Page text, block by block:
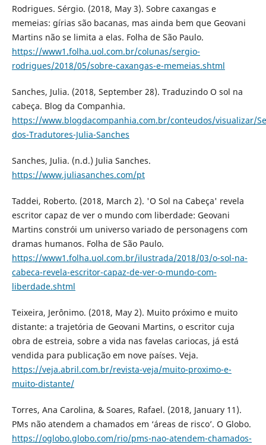
Rodrigues. Sérgio. (2018, May 3). Sobre caxangas e
memeias: gírias são bacanas, mas ainda bem que Geovani
Martins não se limita a elas. Folha de São Paulo.
https://www1.folha.uol.com.br/colunas/sergio-
rodrigues/2018/05/sobre-caxangas-e-memeias.shtml
Sanches, Julia. (2018, September 28). Traduzindo O sol na
cabeça. Blog da Companhia.
https://www.blogdacompanhia.com.br/conteudos/visualizar/
dos-Tradutores-Julia-Sanches
Sanches, Julia. (n.d.) Julia Sanches.
https://www.juliasanches.com/pt
Taddei, Roberto. (2018, March 2). 'O Sol na Cabeça' revela
escritor capaz de ver o mundo com liberdade: Geovani
Martins constrói um universo variado de personagens com
dramas humanos. Folha de São Paulo.
https://www1.folha.uol.com.br/ilustrada/2018/03/o-sol-na-
cabeca-revela-escritor-capaz-de-ver-o-mundo-com-
liberdade.shtml
Teixeira, Jerônimo. (2018, May 2). Muito próximo e muito
distante: a trajetória de Geovani Martins, o escritor cuja
obra de estreia, sobre a vida nas favelas cariocas, já está
vendida para publicação em nove países. Veja.
https://veja.abril.com.br/revista-veja/muito-proximo-e-
muito-distante/
Torres, Ana Carolina, & Soares, Rafael. (2018, January 11).
PMs não atendem a chamados em ‘áreas de risco’. O Globo.
https://oglobo.globo.com/rio/pms-nao-atendem-chamados-